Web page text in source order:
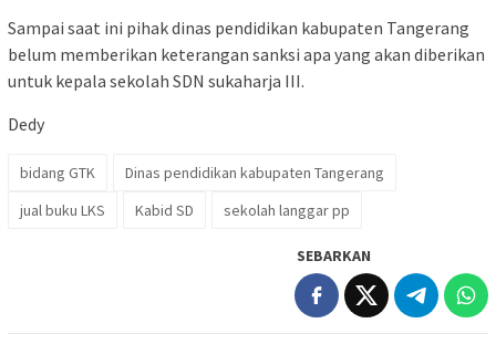
Sampai saat ini pihak dinas pendidikan kabupaten Tangerang
belum memberikan keterangan sanksi apa yang akan diberikan
untuk kepala sekolah SDN sukaharja III.
Dedy
bidang GTK
Dinas pendidikan kabupaten Tangerang
jual buku LKS
Kabid SD sekolah langgar pp
SEBARKAN